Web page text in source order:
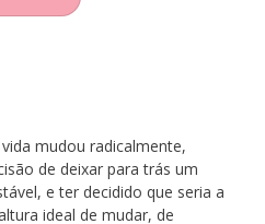
mudou radicalmente,
de deixar para trás um
e ter decidido que seria a
ideal de mudar, de